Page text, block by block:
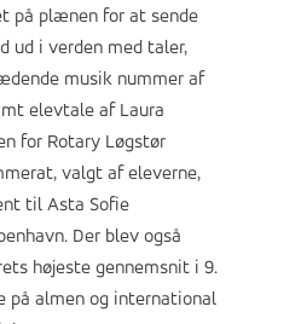
på plænen for at sende
ud i verden med taler,
musik nummer af
elevtale af Laura
for Rotary Løgstør
valgt af eleverne,
til Asta Sofie
Der blev også
højeste gennemsnit i 9.
på almen og international